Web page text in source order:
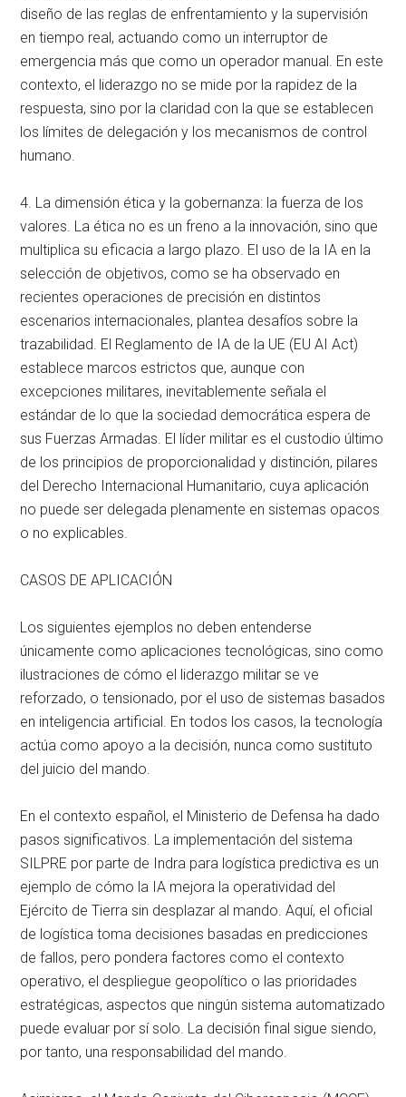
diseño de las reglas de enfrentamiento y la supervisión
en tiempo real, actuando como un interruptor de
emergencia más que como un operador manual . En este
contexto, el liderazgo no se mide por la rapidez de la
respuesta, sino por la claridad con la que se establecen
los límites de delegación y los mecanismos de control
humano
4. La dimensión ética y la gobernanza: la fuerza de los
valores. La ética no es un freno a la innovación, sino que
multiplica su eficacia a largo plazo . El uso de la IA en la
selección de objetivos, como se ha observado en
recientes operaciones de precisión en distintos
escenarios internacionales, plantea desafíos sobre la
trazabilidad . El Reglamento de IA de la UE (EU AI Act)
establece marcos estrictos que, aunque con
excepciones militares, inevitablemente señala el
estándar de lo que la sociedad democrática espera de
sus Fuerzas Armadas . El líder militar es el custodio último
de los principios de proporcionalidad y distinción, pilares
del Derecho Internacional Humanitario, cuya aplicación
no puede ser delegada plenamente en sistemas opacos
o no explicables
CASOS DE APLICACIÓN
Los siguientes ejemplos no deben entenderse
únicamente como aplicaciones tecnológicas, sino como
ilustraciones de cómo el liderazgo militar se ve
reforzado, o tensionado, por el uso de sistemas basados
en inteligencia artificial . En todos los casos, la tecnología
actúa como apoyo a la decisión, nunca como sustituto
del juicio del mando
En el contexto español, el Ministerio de Defensa ha dado
pasos significativos . La implementación del sistema
SILPRE por parte de Indra para logística predictiva es un
ejemplo de cómo la IA mejora la operatividad del
Ejército de Tierra sin desplazar al mando . Aquí, el oficial
de logística toma decisiones basadas en predicciones
de fallos, pero pondera factores como el contexto
operativo, el despliegue geopolítico o las prioridades
estratégicas, aspectos que ningún sistema automatizado
puede evaluar por sí solo . La decisión final sigue siendo,
por tanto, una responsabilidad del mando